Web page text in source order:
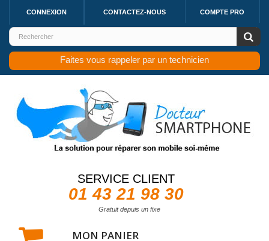
CONNEXION CONTACTEZ-NOUS COMPTE PRO
Faites vous rappeler par un technicien
SERVICE CLIENT
01 43 21 98 30
Gratuit depuis un fixe
MON PANIER